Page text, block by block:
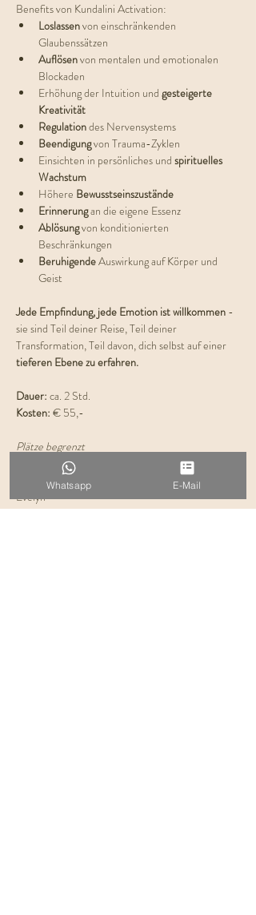
Benefits von Kundalini Activation:
Loslassen von einschränkenden
Glaubenssätzen
Auflösen von mentalen und emotionalen
Blockaden
Erhöhung der Intuition und gesteigerte
Kreativität
Regulation des Nervensystems
Beendigung von Trauma-Zyklen
Einsichten in persönliches und spirituelles
Wachstum
Höhere Bewusstseinszustände
Erinnerung an die eigene Essenz
Ablösung von konditionierten
Beschränkungen
Beruhigende Auswirkung auf Körper und
Geist
Jede Empfindung, jede Emotion ist willkommen -
sie sind Teil deiner Reise, Teil deiner
Transformation, Teil davon, dich selbst auf einer
tieferen Ebene zu erfahren.
Dauer: ca. 2 Std.
Kosten: € 55,-
Plätze begrenzt
Ich freue mich auf DICH
Evelyn
Whatsapp E-Mail